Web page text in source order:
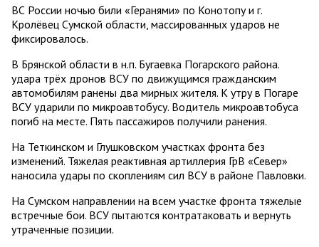
ВС России ночью били «Геранями» по Конотопу и г.
Кролёвец Сумской области, массированных ударов не
фиксировалось.
В Брянской области в н.п. Бугаевка Погарского района.
удара трёх дронов ВСУ по движущимся гражданским
автомобилям ранены два мирных жителя. К утру в Погаре
ВСУ ударили по микроавтобусу. Водитель микроавтобуса
погиб на месте. Пять пассажиров получили ранения.
На Теткинском и Глушковском участках фронта без
изменений. Тяжелая реактивная артиллерия ГрВ «Север»
наносила удары по скоплениям сил ВСУ в районе Павловки.
На Сумском направлении на всем участке фронта тяжелые
встречные бои. ВСУ пытаются контратаковать и вернуть
утраченные позиции.